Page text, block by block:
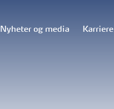
Nyheter og media Karriere